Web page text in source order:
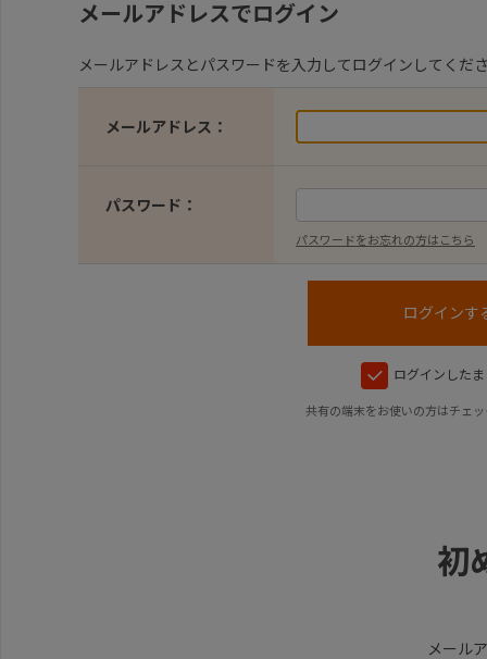
メールアドレスでログイン
メールアドレスとパスワードを入力してログインしてくださ
メールアドレス：
パスワード：
パスワードをお忘れの方はこちら
ログインした
共有の端末をお使いの方はチェ
初
メール